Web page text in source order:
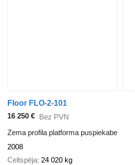
Floor FLO-2-101
16 250 € Bez PVN
Zema profila platforma puspiekabe
2008
Celtspēja 24 020 kg